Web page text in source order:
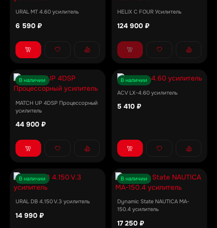
URAL MT 4.60 усилитель
6 590 ₽
HELIX C FOUR Усилитель
124 900 ₽
В наличии
MATCH UP 4DSP Процессорный
усилитель
44 900 ₽
В наличии
ACV LX-4.60 усилитель
5 410 ₽
В наличии
URAL DB 4.150 V.3 усилитель
14 990 ₽
В наличии
Dynamic State NAUTICA MA-
150.4 усилитель
17 250 ₽